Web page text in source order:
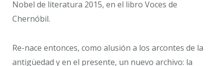
Nobel de literatura 2015, en el libro Voces de
Chernóbil.
Re-nace entonces, como alusión a los arcontes de la
antigüedad y en el presente, un nuevo archivo: la